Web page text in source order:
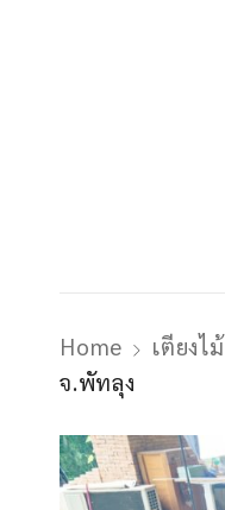
Home เตียงไม้
จ.พัทลุง